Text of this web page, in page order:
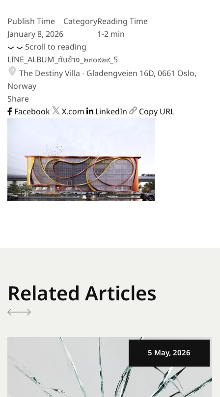
Publish Time
January 8, 2026
CategoryReading Time
1-2 min
Scroll to reading
LINE_ALBUM_ทับช้าง_๒๓๐๙๒๙_5
The Destiny Villa - Gladengveien 16D, 0661 Oslo,
Norway
Share
Facebook
X.com LinkedIn Copy URL
Related Articles
5 May, 2026